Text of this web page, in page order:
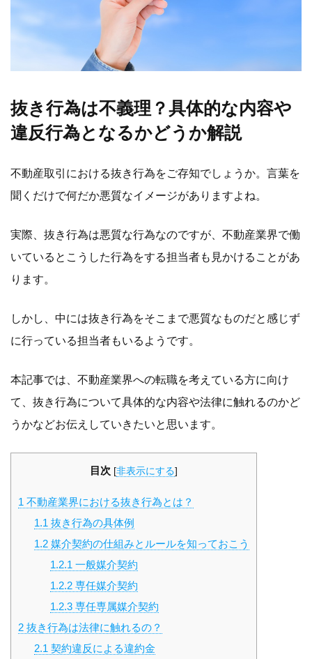
抜き行為は不義理？具体的な内容や
違反行為となるかどうか解説
不動産取引における抜き行為をご存知でしょうか。言葉を
聞くだけで何だか悪質なイメージがありますよね。
実際、抜き行為は悪質な行為なのですが、不動産業界で働
いているとこうした行為をする担当者も見かけることがあ
ります。
しかし、中には抜き行為をそこまで悪質なものだと感じず
に行っている担当者もいるようです。
本記事では、不動産業界への転職を考えている方に向け
て、抜き行為について具体的な内容や法律に触れるのかど
うかなどお伝えしていきたいと思います。
目次 [非表示にする]
1 不動産業界における抜き行為とは？
1.1 抜き行為の具体例
1.2媒介契約の仕組みとルールを知っておこう
1.2.1 一般媒介契約
1.2.2専任媒介契約
1.2.3専任専属媒介契約
2 抜き行為は法律に触れるの？
2.1 契約違反による違約金